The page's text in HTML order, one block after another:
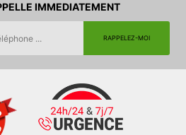
IMMEDIATEMENT